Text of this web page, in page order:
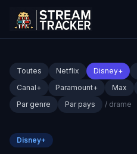
Toutes Netflix Disney+
Canal+
Paramount+ Max
Par genre
Par pays / drame
Disney+